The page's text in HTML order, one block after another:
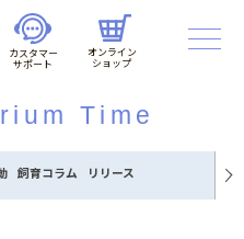
カスタマー
サポート
オンライン
ショップ
Time
飼育コラム リリース